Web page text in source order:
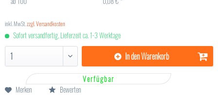
inkl. MwSt. zzgl. Versandkosten
Sofort versandfertig, Lieferzeit ca. 1-3 Werktage
In denWarenkorb
Verfügbar
Merken
Bewerten